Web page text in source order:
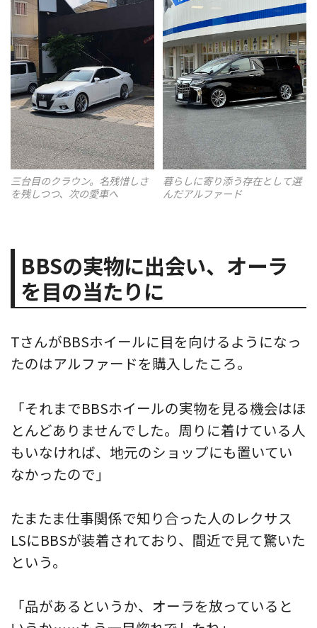
三台目のクラウン。名残惜しさ
を残しつつ、次の愛車へ
暮らしに寄り添う存在として選
んだアルファード
BBSの実物に出会い、オーラ
を目の当たりに
TさんがBBSホイールに目を向けるようになっ
たのはアルファードを購入したころ。
「それまでBBSホイールの実物を見る機会はほ
とんどありませんでした。周りに着けている人
もいなければ、地元のショップにも置いてい
なかったので」
たまたま仕事関係で知り合った人のレクサス
LSにBBSが装着されており、間近で見て驚いた
という。
「品があるというか、オーラを放っていると